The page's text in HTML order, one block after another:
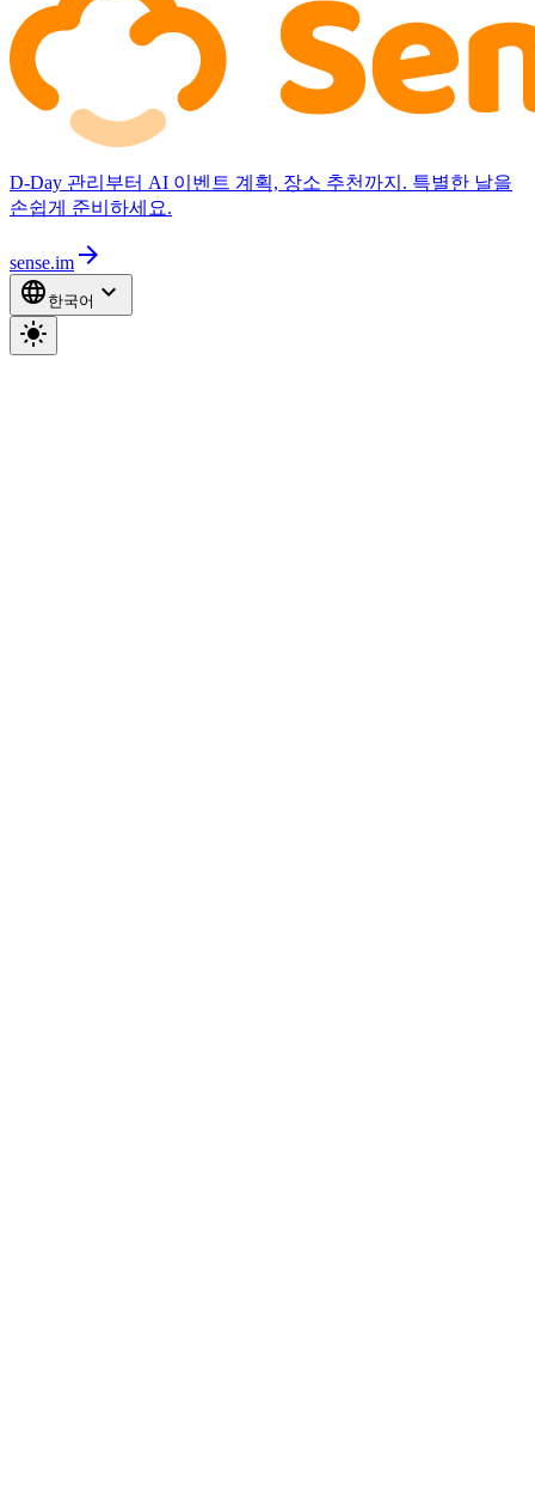
D-Day 관리부터 AI 이벤트 계획, 장소 추천까지. 특별한 날을
손쉽게 준비하세요.
sense.im arrow_forward
language 한국어 expand_more
light_mode